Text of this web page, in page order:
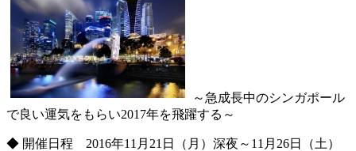
～急成長中のシンガポール
で良い運気をもらい2017年を飛躍する～
◆ 開催日程 2016年11月21日（月）深夜～11月26日（土）